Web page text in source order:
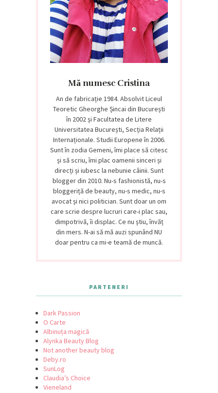
Mă numesc Cristina
An de fabricație 1984. Absolvit Liceul
Teoretic Gheorghe Șincai din București
în 2002 și Facultatea de Litere
Universitatea București, Secția Relații
Internaționale. Studii Europene în 2006.
Sunt în zodia Gemeni, îmi place să citesc
și să scriu, îmi plac oamenii sinceri și
direcți și iubesc la nebunie câinii. Sunt
blogger din 2010. Nu-s fashionistă, nu-s
bloggeriță de beauty, nu-s medic, nu-s
avocat și nici politician. Sunt doar un om
care scrie despre lucruri care-i plac sau,
dimpotrivă, îi displac. Ce nu știu, învăț
din mers. N-ai să mă auzi spunând NU
doar pentru ca mi-e teamă de muncă.
PARTENERI
Dark Passion
O Carte
Albinuța magică
Alynka Beauty Blog
Not another beauty blog
Deby.ro
SunLog
Claudia’s Choice
Vieneland